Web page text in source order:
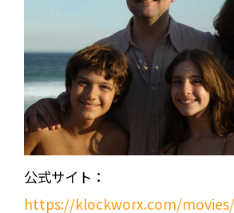
公式サイト：
https://klockworx.com/